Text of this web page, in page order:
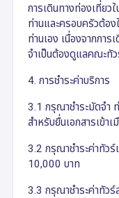
การเดินทางท่องเที่ยว
ท่านและครอบครัวต้อ
ท่านเอง เนื่องจากกา
จำเป็นต้องดูแลคณะทั
4. การชำระค่าบริการ
3.1 กรุณาชำระมัดจำ
สำหรับยื่นเอกสารเข้าเ
3.2 กรุณาชำระค่าทัว
10,000 บาท
3.3 กรุณาชำระค่าทัว